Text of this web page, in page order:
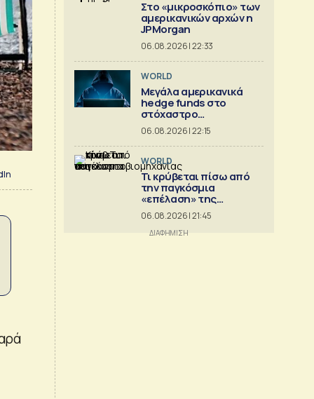
Στο «μικροσκόπιο» των
αμερικανικών αρχών η
JPMorgan
06.08.2026 | 22:33
WORLD
Μεγάλα αμερικανικά
hedge funds στο
στόχαστρο
κυβερνοεπιθέσεων
06.08.2026 | 22:15
WORLD
Τι κρύβεται πίσω από
την παγκόσμια
«επέλαση» της
κινεζικής
αυτοκινητοβιομηχανίας
06.08.2026 | 21:45